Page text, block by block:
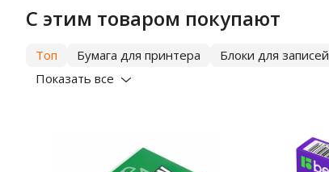
С этим товаром покупают
Топ Бумага для принтера Блоки для записей
Показать все